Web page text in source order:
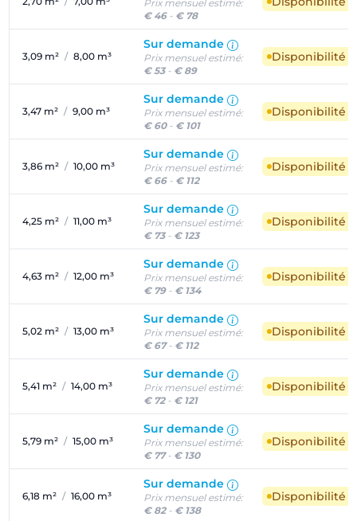
Prix mensuel estimé:
€ 46- € 78
3,09 m² / 8,00 m³
Sur demande
Prix mensuel estimé:
€ 53- € 89
Disponibilité
3,47 m² / 9,00 m³
Sur demande
Prix mensuel estimé:
€ 60- € 101
Disponibilité
3,86 m² / 10,00 m³
Sur demande
Prix mensuel estimé:
€ 66- € 112
Disponibilité
4,25 m² / 11,00 m³
Sur demande
Prix mensuel estimé:
€ 73- € 123
Disponibilité
4,63 m² / 12,00 m³
Sur demande
Prix mensuel estimé:
€ 79- € 134
Disponibilité
5,02 m² / 13,00 m³
Sur demande
Prix mensuel estimé:
€ 67- € 112
Disponibilité
5,41 m² / 14,00 m³
Sur demande
Prix mensuel estimé:
€ 72- € 121
Disponibilité
5,79 m² / 15,00 m³
Sur demande
Prix mensuel estimé:
€ 77- € 130
Disponibilité
6,18 m² / 16,00 m³
Sur demande
Prix mensuel estimé:
€ 82- € 138
Disponibilité